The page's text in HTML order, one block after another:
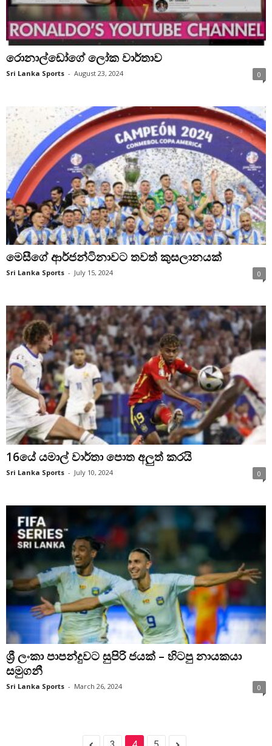
රොනාල්ඩෝගේ ලෝක වාර්තාව
Sri Lanka Sports - August 23, 2024 0
මෙසීගේ ආර්ජන්ටිනාවට තවත් කුසලානයක්
Sri Lanka Sports - July 15, 2024 0
16යේ යමාල් වාර්තා පොත අලුත් කරයි
Sri Lanka Sports - July 10, 2024 0
ශ්‍රී ලංකා පාපන්දුවට සුපිරි ජයක් – හිටපු නායකයා
සමුගනී
Sri Lanka Sports - March 26, 2024 0